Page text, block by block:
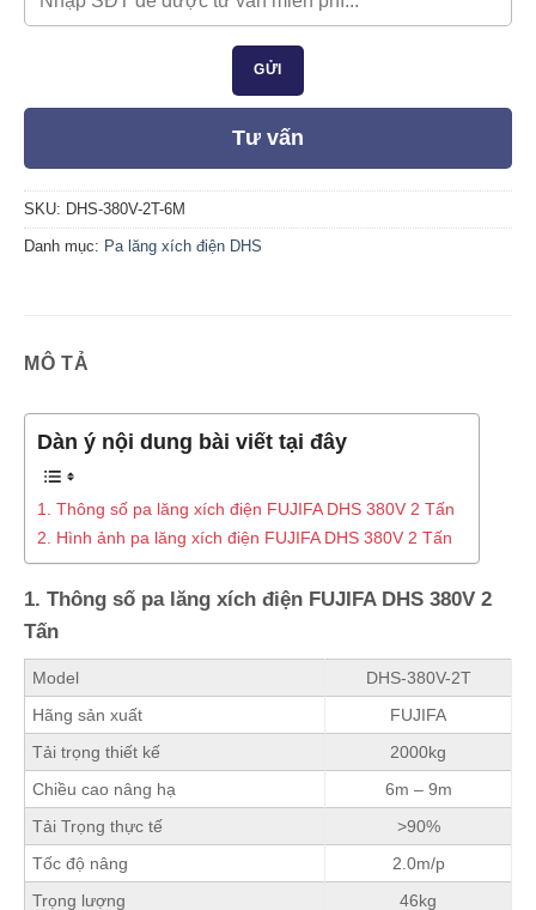
Tư vấn
SKU: DHS-380V-2T-6M
Danh mục: Pa lăng xích điện DHS
MÔ TẢ
Dàn ý nội dung bài viết tại đây
1. Thông số pa lăng xích điện FUJIFA DHS 380V 2 Tấn
2. Hình ảnh pa lăng xích điện FUJIFA DHS 380V 2 Tấn
1. Thông số pa lăng xích điện FUJIFA DHS 380V 2
Tấn
Model
DHS-380V-2T
Hãng sản xuất
FUJIFA
Tải trọng thiết kế
2000kg
Chiều cao nâng hạ
6m – 9m
Tải Trọng thực tế
>90%
Tốc độ nâng
2.0m/p
Trọng lượng
46kg